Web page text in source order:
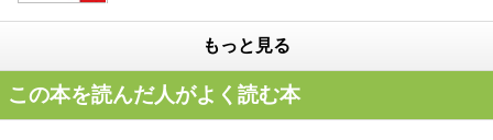
もっと見る
この本を読んだ人がよく読む本